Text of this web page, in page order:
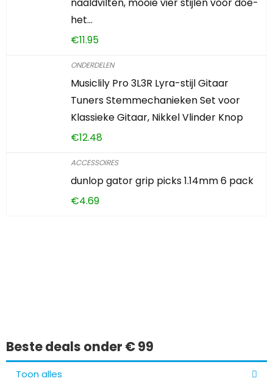
het…
€11.95
ONDERDELEN
Musiclily Pro 3L3R Lyra-stijl Gitaar
Tuners Stemmechanieken Set voor
Klassieke Gitaar, Nikkel Vlinder Knop
€12.48
ACCESSOIRES
dunlop gator grip picks 1.14mm 6 pack
€4.69
Beste deals onder € 99
Toon alles